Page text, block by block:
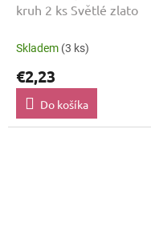
kruh 2 ks Světlé zlato
Skladem (3 ks)
€2,23
Do košíka